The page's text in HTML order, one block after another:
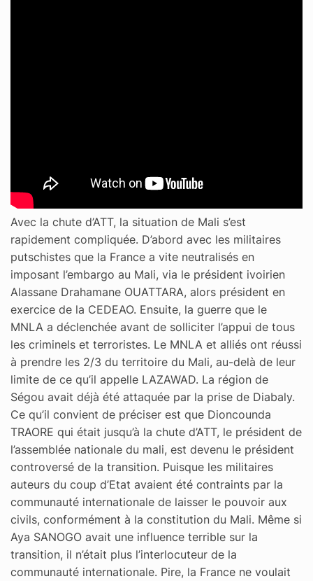
Avec la chute d’ATT, la situation de Mali s’est
rapidement compliquée. D’abord avec les militaires
putschistes que la France a vite neutralisés en
imposant l’embargo au Mali, via le président ivoirien
Alassane Drahamane OUATTARA, alors président en
exercice de la CEDEAO. Ensuite, la guerre que le
MNLA a déclenchée avant de solliciter l’appui de tous
les criminels et terroristes. Le MNLA et alliés ont réussi
à prendre les 2/3 du territoire du Mali, au-delà de leur
limite de ce qu’il appelle LAZAWAD. La région de
Ségou avait déjà été attaquée par la prise de Diabaly.
Ce qu’il convient de préciser est que Dioncounda
TRAORE qui était jusqu’à la chute d’ATT, le président de
l’assemblée nationale du mali, est devenu le président
controversé de la transition. Puisque les militaires
auteurs du coup d’Etat avaient été contraints par la
communauté internationale de laisser le pouvoir aux
civils, conformément à la constitution du Mali. Même si
Aya SANOGO avait une influence terrible sur la
transition, il n’était plus l’interlocuteur de la
communauté internationale. Pire, la France ne voulait